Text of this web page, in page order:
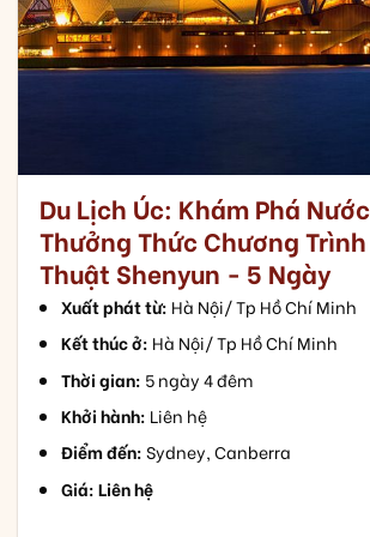
Du Lịch Úc: Khám Phá
Thưởng Thức Chương
Thuật Shenyun - 5 Ngày
Xuất phát từ: Hà Nội/ Tp Hồ Chí Minh
Kết thúc ở: Hà Nội/ Tp Hồ Chí Minh
Thời gian: 5 ngày 4 đêm
Khởi hành: Liên hệ
Điểm đến:Sydney, Canberra
Giá: Liên hệ